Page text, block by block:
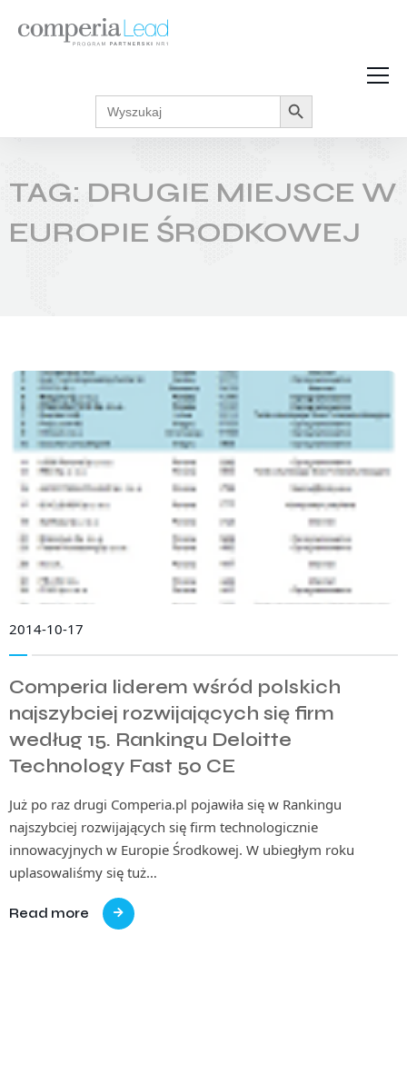
Strefa Wiedzy
Akcje promocyjne
Regulaminy
Search
for:
Search Button
TAG: DRUGIE MIEJSCE W
EUROPIE ŚRODKOWEJ
2014-10-17
Comperia liderem wśród polskich
najszybciej rozwijających się firm
według 15. Rankingu Deloitte
Technology Fast 50 CE
Już po raz drugi Comperia.pl pojawiła się w Rankingu
najszybciej rozwijających się firm technologicznie
innowacyjnych w Europie Środkowej. W ubiegłym roku
uplasowaliśmy się tuż…
Read more